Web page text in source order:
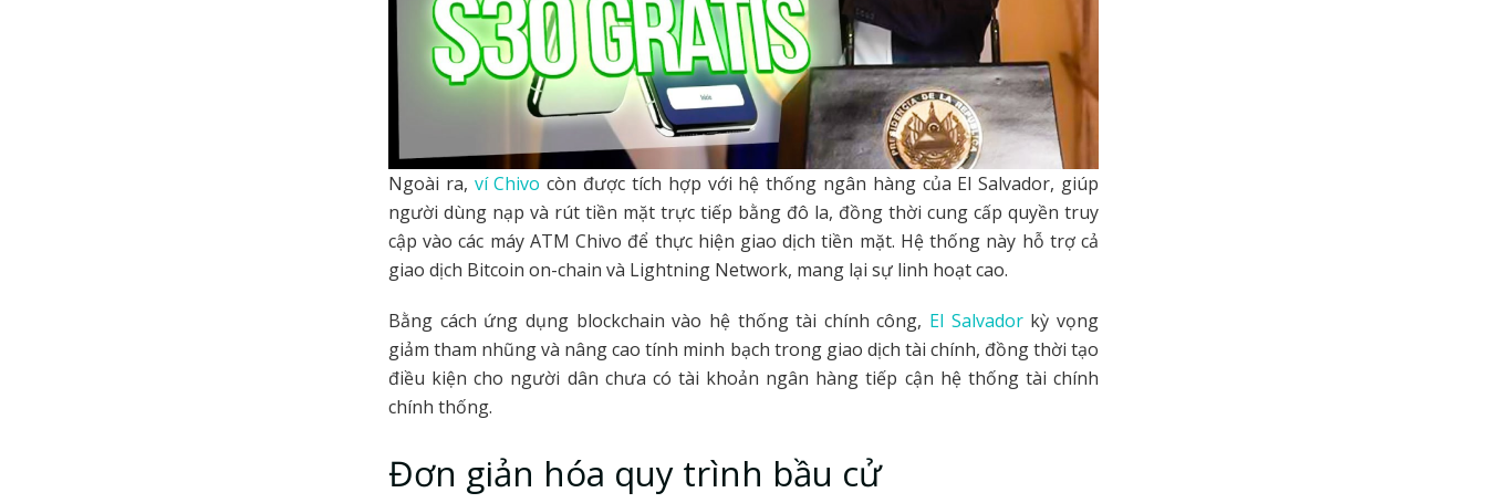
Ngoài ra, ví Chivo còn được tích hợp với hệ thống ngân hàng của El Salvador, giúp
người dùng nạp và rút tiền mặt trực tiếp bằng đô la, đồng thời cung cấp quyền truy
cập vào các máy ATM Chivo để thực hiện giao dịch tiền mặt. Hệ thống này hỗ trợ cả
giao dịch Bitcoin on-chain và Lightning Network, mang lại sự linh hoạt cao.
Bằng cách ứng dụng blockchain vào hệ thống tài chính công, El Salvadorkỳ vọng
giảm tham nhũng và nâng cao tính minh bạch trong giao dịch tài chính, đồng thời tạo
điều kiện cho người dân chưa có tài khoản ngân hàng tiếp cận hệ thống tài chính
chính thống.
Đơn giản hóa quy trình bầu cử